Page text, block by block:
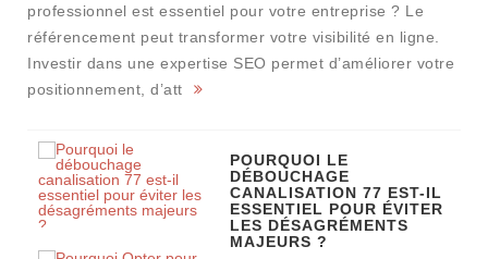
professionnel est essentiel pour votre entreprise ? Le
référencement peut transformer votre visibilité en ligne.
Investir dans une expertise SEO permet d’améliorer votre
positionnement, d’att
POURQUOI LE
DÉBOUCHAGE
CANALISATION 77 EST-IL
ESSENTIEL POUR ÉVITER
LES DÉSAGRÉMENTS
MAJEURS ?